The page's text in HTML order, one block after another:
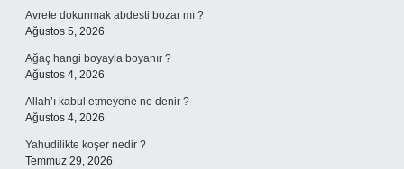
Avrete dokunmak abdesti bozar mı ?
Ağustos 5, 2026
Ağaç hangi boyayla boyanır ?
Ağustos 4, 2026
Allah’ı kabul etmeyene ne denir ?
Ağustos 4, 2026
Yahudilikte koşer nedir ?
Temmuz 29, 2026